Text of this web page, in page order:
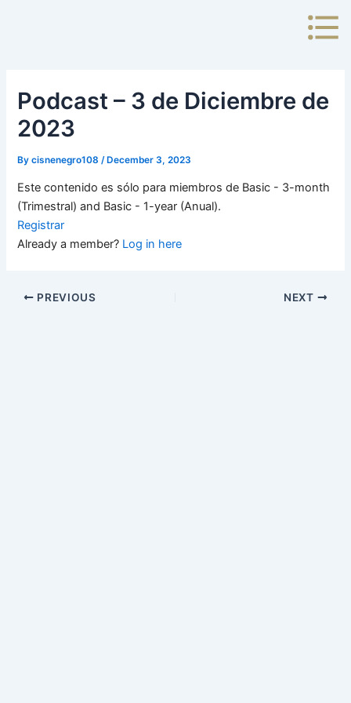
Podcast – 3 de Diciembre de
2023
Bycisnenegro108 /December 3, 2023
Este contenido es sólo para miembros de Basic - 3-month
(Trimestral) and Basic - 1-year (Anual).
Registrar
Already a member? Log in here
PREVIOUS NEXT